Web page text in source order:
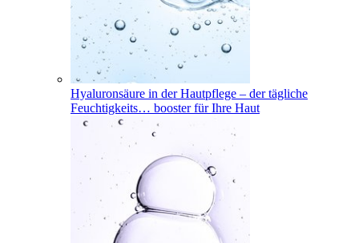
Hyaluronsäure in der Hautpflege – der tägliche
Feuchtigkeits… booster für Ihre Haut